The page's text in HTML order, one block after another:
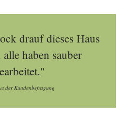
drauf dieses Haus
haben sauber
der Kundenbefragung